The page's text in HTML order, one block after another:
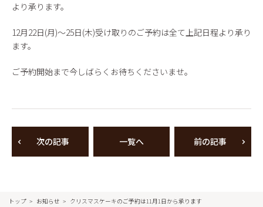
より承ります。
12月22日(月)〜25日(木)受け取りのご予約は全て上記日程より承り
ます。
ご予約開始まで今しばらくお待ちくださいませ。
次の記事 一覧へ 前の記事
トップ お知らせ クリスマスケーキのご予約は11月1日から承ります